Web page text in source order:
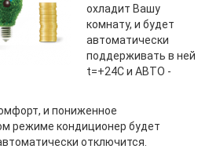
охладит Вашу
комнату, и будет
автоматически
поддерживать в ней
t=+24С и АВТО -
и пониженное
режиме кондиционер будет
отключится.